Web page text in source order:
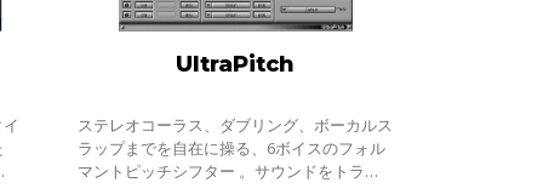
UltraPitch
ステレオコーラス、ダブリング、ボーカルス
ラップまでを自在に操る、6ボイスのフォル
マントピッチシフター 。サウンドをトラン